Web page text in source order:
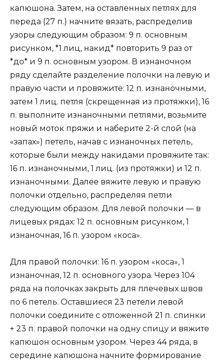
капюшона. Затем, на оставленных петлях для
переда (27 п.) начните вязать, распределив
узоры следующим образом: 9 п. основным
рисунком, *1 лиц, накид* повторить 9 раз от
*до* и 9 п. основным узором. В изнаночном
ряду сделайте разделение полочки на левую и
правую части и провяжите: 12 п. изнаночными,
затем 1 лиц. петля (скрещенная из протяжки), 16
п. выполните изнаночными петлями, возьмите
новый моток пряжи и наберите 2-й слой (на
«запах») петель, начав с изнаночных петель,
которые были между накидами провяжите так:
16 п. изнаночными, 1 лиц. (из протяжки) и 12 п.
изнаночными. Далее вяжите левую и правую
полочки отдельно, распределяя петли
следующим образом. Для левой полочки — в
лицевых рядах: 12 п. основным рисунком, 1
изнаночная, 16 п. узором «коса».
Для правой полочки: 16 п. узором «коса», 1
изнаночная, 12 п. основного узора. Через 104
ряда на полочках закрыть для плечевых швов
по 6 петель. Оставшиеся 23 петели левой
полочки соедините с отложенной 21 п. спинки
+ 23 п. правой полочки на одну спицу и вяжите
капюшон основным узором. Через 44 ряда, в
середине капюшона начните формирование